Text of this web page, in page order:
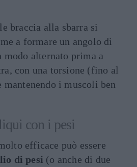
braccia alla sbarra si
a formare un angolo di
modo alternato prima a
con una torsione (fino al
i muscoli ben
con i pesi
efficace può essere
di pesi (o anche di due